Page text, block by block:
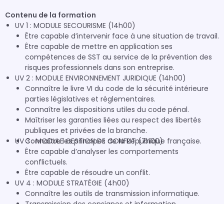
Contenu de la formation
UV 1 : MODULE SECOURISME (14h00)
Être capable d’intervenir face à une situation de travail.
Être capable de mettre en application ses
compétences de SST au service de la prévention des
risques professionnels dans son entreprise.
UV 2 : MODULE ENVIRONNEMENT JURIDIQUE (14h00)
Connaître le livre VI du code de la sécurité intérieure
parties législatives et réglementaires.
Connaître les dispositions utiles du code pénal.
Maîtriser les garanties liées au respect des libertés
publiques et privées de la branche.
Connaître les principes de la République française.
UV 3 : MODULE GESTION DE CONFLIT (7h00)
Être capable d’analyser les comportements
conflictuels.
Être capable de résoudre un conflit.
UV 4 : MODULE STRATÉGIE (4h00)
Connaître les outils de transmission informatique.